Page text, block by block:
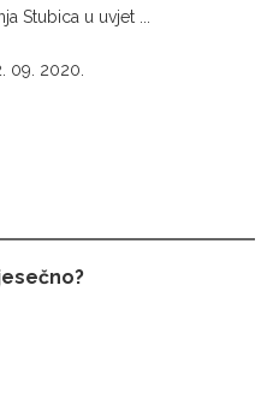
Stubica u uvjet ...
09. 2020.